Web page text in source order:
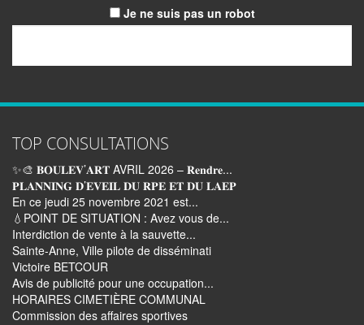
Je ne suis pas un robot
TOP CONSULTATIONS
✨🎨 𝐁𝐎𝐔𝐋𝐄𝐕’𝐀𝐑𝐓 AVRIL 2026 – 𝐑𝐞𝐧𝐝𝐫𝐞...
𝐏𝐋𝐀𝐍𝐍𝐈𝐍𝐆 𝐃’𝐄𝐕𝐄𝐈𝐋 𝐃𝐔 𝐑𝐏𝐄 𝐄𝐓 𝐃𝐔 𝐋𝐀𝐄𝐏
En ce jeudi 25 novembre 2021 est...
💧POINT DE SITUATION : Avez vous de...
Interdiction de vente à la sauvette...
Sainte-Anne, Ville pilote de disséminati
Victoire BETCOUR
Avis de publicité pour une occupation...
HORAIRES CIMETIÈRE COMMUNAL
Commission des affaires sportives